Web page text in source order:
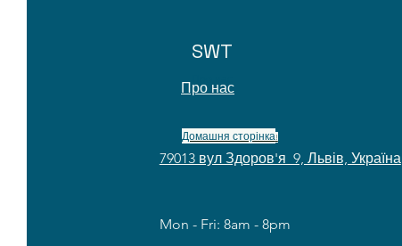
SWT
Домашня сторінка!
79013 вул Здоров'я 9, Львів, Україна
Mon - Fri: 8am - 8pm
Про нас